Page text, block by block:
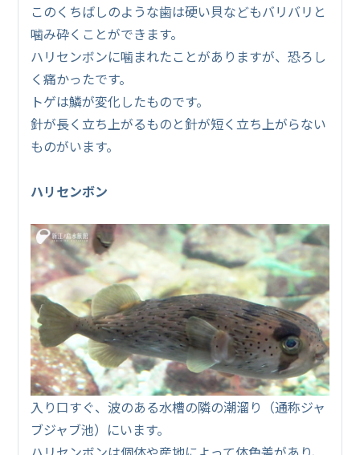
このくちばしのような歯は硬い貝などもバリバリと
噛み砕くことができます。
ハリセンボンに噛まれたことがありますが、恐ろし
く痛かったです。
トゲは鱗が変化したものです。
針が長く立ち上がるものと針が短く立ち上がらない
ものがいます。
ハリセンボン
入り口すぐ、波のある水槽の隣の潮溜り（通称ジャ
ブジャブ池）にいます。